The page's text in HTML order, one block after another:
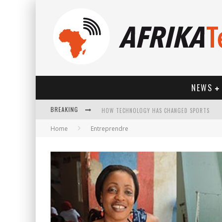
NEWS
BREAKING HOW TECHNOLOGY HAS CHANGED SPORTS
Home Entreprendre